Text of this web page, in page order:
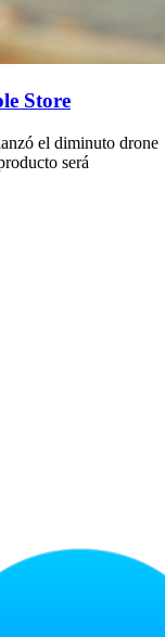
Store
el diminuto drone
será